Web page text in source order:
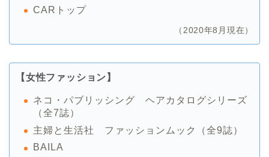
CARトップ
（2020年8月現在）
【女性ファッション】
ネコ・パブリッシング ヘアカタログシリーズ
（全7誌）
主婦と生活社 ファッションムック（全9誌）
BAILA